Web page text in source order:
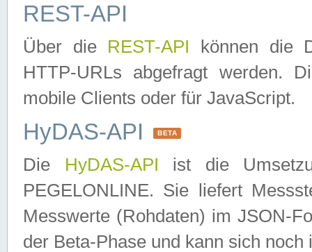
REST-API
Über die REST-API können die
HTTP-URLs abgefragt werden.
mobile Clients oder für JavaScript.
HyDAS-API BETA
Die HyDAS-API ist die
PEGELONLINE. Sie liefert
Messwerte (Rohdaten) im JSON-
der Beta-Phase und kann sich noch